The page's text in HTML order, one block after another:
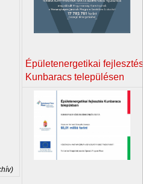
Épületenergetikai fejlesztés
Kunbaracs településen